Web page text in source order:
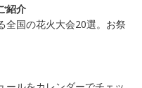
紹介
全国の花火大会20選。お祭